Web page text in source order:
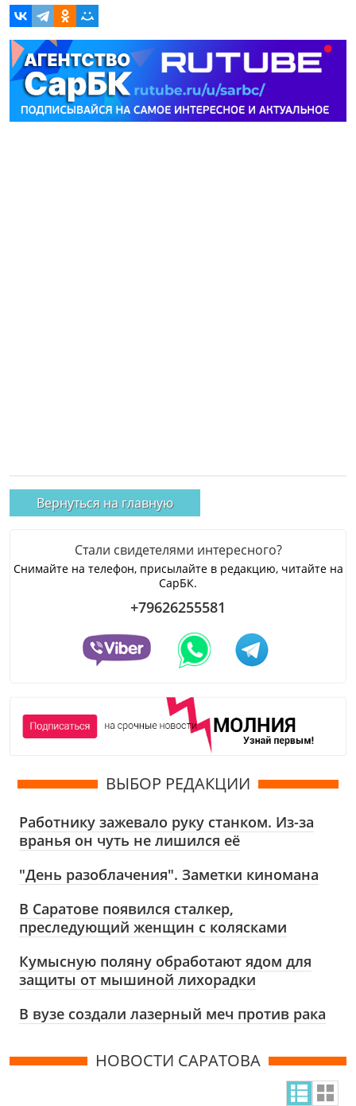
Вернуться на главную
Стали свидетелями интересного?
Снимайте на телефон, присылайте в редакцию, читайте на
СарБК.
+79626255581
ВЫБОР РЕДАКЦИИ
Работнику зажевало руку станком. Из-за
вранья он чуть не лишился её
"День разоблачения". Заметки киномана
В Саратове появился сталкер,
преследующий женщин с колясками
Кумысную поляну обработают ядом для
защиты от мышиной лихорадки
В вузе создали лазерный меч против рака
НОВОСТИ САРАТОВА